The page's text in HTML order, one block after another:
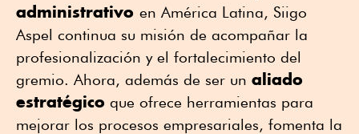
administrativo en América Latina, Siigo
Aspel continua su misión de acompañar la
profesionalización y el fortalecimiento del
gremio. Ahora, además de ser un aliado
estratégico que ofrece herramientas para
mejorar los procesos empresariales, fomenta la